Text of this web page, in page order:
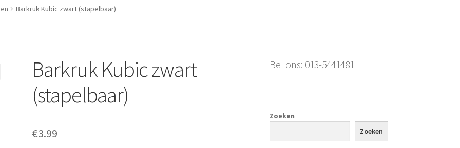
Offerte aanvraag Privacybeleid
Barkruk Kubic zwart (stapelbaar)
Barkruk Kubic zwart
(stapelbaar)
€3.99
Bel ons: 013-5441481
Zoeken
Zoeken